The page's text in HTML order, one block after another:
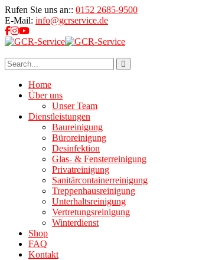
Rufen Sie uns an:: 0152 2685-9500
E-Mail: info@gcrservice.de
Home
Über uns
Unser Team
Dienstleistungen
Baureinigung
Büroreinigung
Desinfektion
Glas- & Fensterreinigung
Privatreinigung
Sanitärcontainerreinigung
Treppenhausreinigung
Unterhaltsreinigung
Vertretungsreinigung
Winterdienst
Shop
FAQ
Kontakt